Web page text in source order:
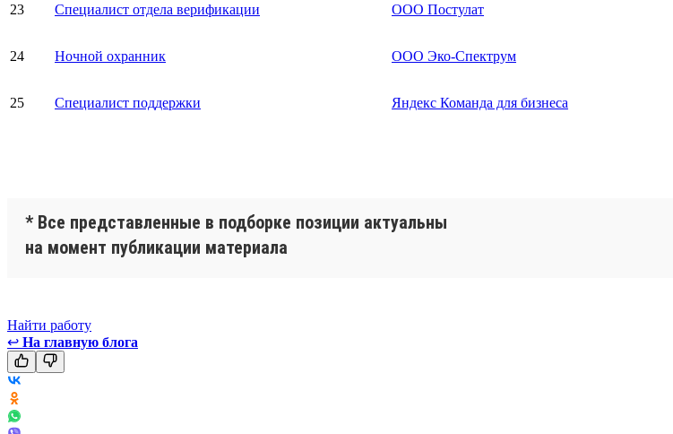
23 Специалист отдела верификации ООО Постулат
24 Ночной охранник ООО Эко-Спектрум
25 Специалист поддержки Яндекс Команда для бизнеса
* Все представленные в подборке позиции актуальны
на момент публикации материала
Найти работу
↩ На главную блога